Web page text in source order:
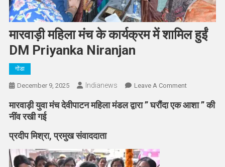
मारवाड़ी महिला मंच के कार्यक्रम में शामिल हुईं
DM Priyanka Niranjan
गोंडा
December 9, 2025 Indianews Leave A CommentOn
महिला
मारवाड़ी युवा मंच देवीपाटन महिला मंडल द्वारा ” घरौंदा एक आशा ” की
नींव रखी गई
प्रदीप मिश्रा, प्रमुख संवाददाता